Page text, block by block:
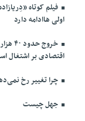
فیلم کوتاه
اولی هاادامه دارد
اقتصادی بر اشتغال
چرا تغییر رخ
جهل چیست